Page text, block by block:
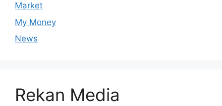
Market
My Money
News
Rekan Media